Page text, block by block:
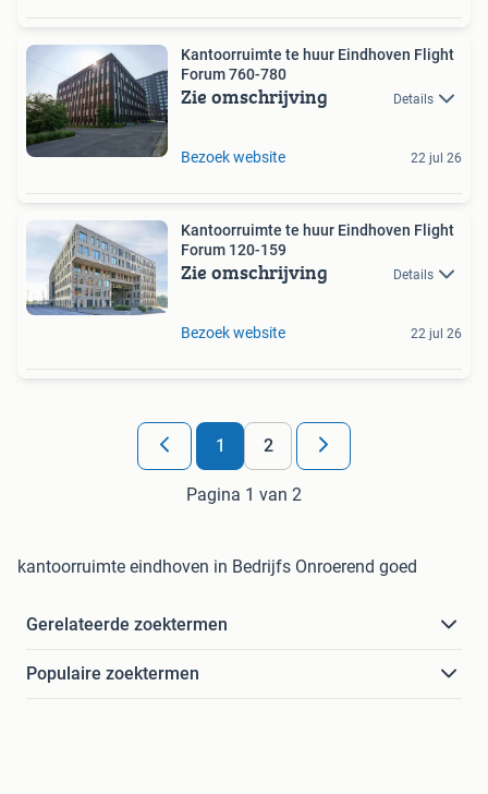
Kantoorruimte te huur Eindhoven Flight
Forum 760-780
Zie omschrijving Details
Bezoek website 22 jul 26
Kantoorruimte te huur Eindhoven Flight
Forum 120-159
Zie omschrijving Details
Bezoek website 22 jul 26
1 2
Pagina 1 van 2
kantoorruimte eindhoven in Bedrijfs Onroerend goed
Gerelateerde zoektermen
Populaire zoektermen